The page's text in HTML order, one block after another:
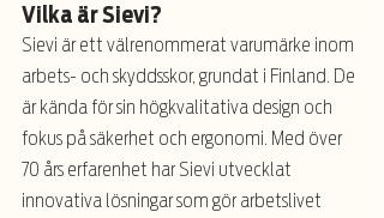
Vilka är Sievi?
Sievi är ett välrenommerat varumärke inom
arbets- och skyddsskor, grundat i Finland. De
är kända för sin högkvalitativa design och
fokus på säkerhet och ergonomi. Med över
70 års erfarenhet har Sievi utvecklat
innovativa lösningar som gör arbetslivet